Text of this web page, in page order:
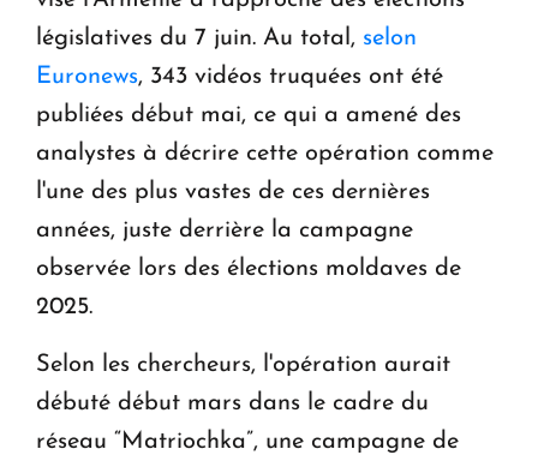
législatives du 7 juin. Au total, selon
Euronews, 343 vidéos truquées ont été
publiées début mai, ce qui a amené des
analystes à décrire cette opération comme
l'une des plus vastes de ces dernières
années, juste derrière la campagne
observée lors des élections moldaves de
2025.
Selon les chercheurs, l'opération aurait
débuté début mars dans le cadre du
réseau “Matriochka”, une campagne de